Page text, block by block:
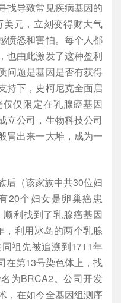
找导致常见疾病基因的
元，立刻变得财大气
愤怒和害怕。每个人都
也由此激发了这种盈利
问题是基因是否有获得
持下，史柯尼克全面启
仅限定在乳腺癌基因
立公司，生物科技公司
冒出来一大堆，成为一
后（该家族中共30位妇
20个妇女是卵巢癌患
利找到了乳腺癌基因
，利用冰岛的两个乳腺
祖先被追溯到1711年
在第13号染色体上，找
为BRCA2。公司开发
，在如今全基因组测序